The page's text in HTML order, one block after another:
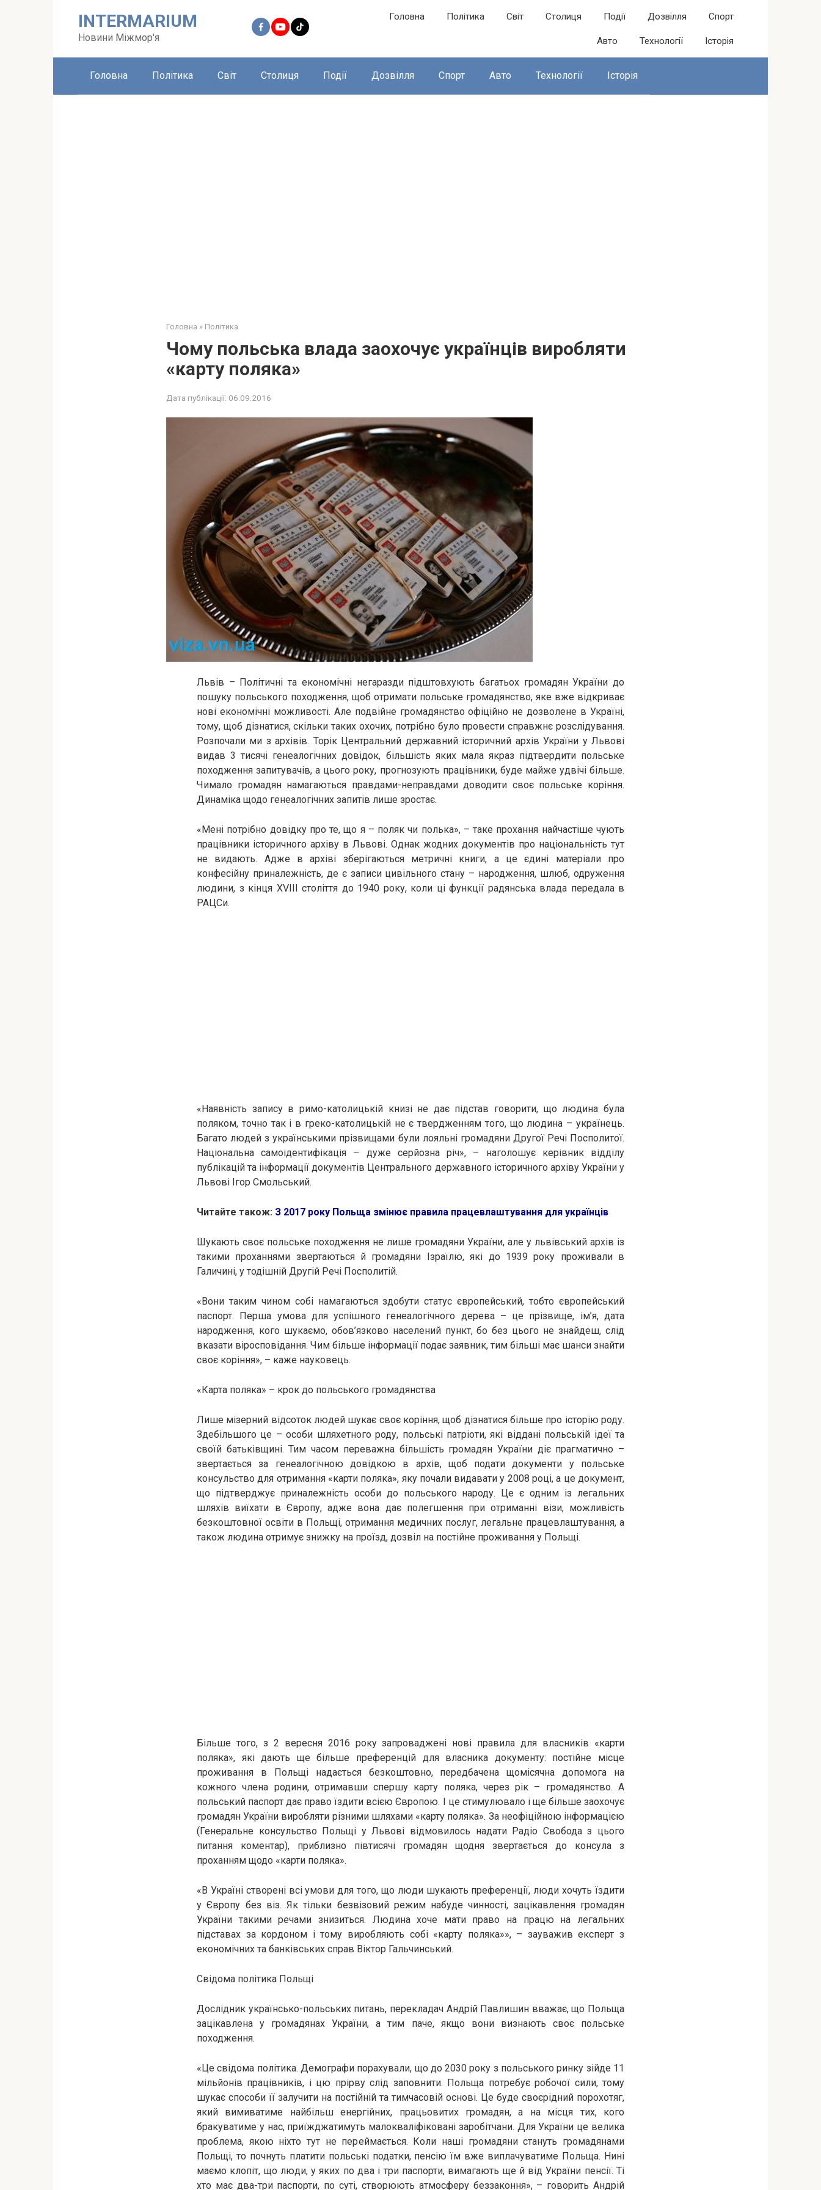
INTERMARIUM
Новини Міжмор'я
Головна Політика Світ Столиця Події Дозвілля Спорт
Авто Технології Історія
Головна Політика Світ Столиця Події Дозвілля Спорт Авто Технології Історія
Головна » Політика
Чому польська влада заохочує українців виробляти
«карту поляка»
Дата публікації: 06.09.2016
Львів – Політичні та економічні негаразди підштовхують багатьох громадян України до
пошуку польського походження, щоб отримати польське громадянство, яке вже відкриває
нові економічні можливості. Але подвійне громадянство офіційно не дозволене в Україні,
тому, щоб дізнатися, скільки таких охочих, потрібно було провести справжнє розслідування.
Розпочали ми з архівів. Торік Центральний державний історичний архів України у Львові
видав 3 тисячі генеалогічних довідок, більшість яких мала якраз підтвердити польське
походження запитувачів, а цього року, прогнозують працівники, буде майже удвічі більше.
Чимало громадян намагаються правдами-неправдами доводити своє польське коріння.
Динаміка щодо генеалогічних запитів лише зростає.
«Мені потрібно довідку про те, що я – поляк чи полька», – таке прохання найчастіше чують
працівники історичного архіву в Львові. Однак жодних документів про національність тут
не видають. Адже в архіві зберігаються метричні книги, а це єдині матеріали про
конфесійну приналежність, де є записи цивільного стану – народження, шлюб, одруження
людини, з кінця XVIII століття до 1940 року, коли ці функції радянська влада передала в
РАЦСи.
«Наявність запису в римо-католицькій книзі не дає підстав говорити, що людина була
поляком, точно так і в греко-католицькій не є твердженням того, що людина – українець.
Багато людей з українськими прізвищами були лояльні громадяни Другої Речі Посполитої.
Національна самоідентифікація – дуже серйозна річ», – наголошує керівник відділу
публікацій та інформації документів Центрального державного історичного архіву України у
Львові Ігор Смольський.
Читайте також: З 2017 року Польща змінює правила працевлаштування для українців
Шукають своє польське походження не лише громадяни України, але у львівський архів із
такими проханнями звертаються й громадяни Ізраїлю, які до 1939 року проживали в
Галичині, у тодішній Другій Речі Посполитій.
«Вони таким чином собі намагаються здобути статус європейський, тобто європейський
паспорт. Перша умова для успішного генеалогічного дерева – це прізвище, ім’я, дата
народження, кого шукаємо, обов’язково населений пункт, бо без цього не знайдеш, слід
вказати віросповідання. Чим більше інформації подає заявник, тим більші має шанси знайти
своє коріння», – каже науковець.
«Карта поляка» – крок до польського громадянства
Лише мізерний відсоток людей шукає своє коріння, щоб дізнатися більше про історію роду.
Здебільшого це – особи шляхетного роду, польські патріоти, які віддані польській ідеї та
своїй батьківщині. Тим часом переважна більшість громадян України діє прагматично –
звертається за генеалогічною довідкою в архів, щоб подати документи у польське
консульство для отримання «карти поляка», яку почали видавати у 2008 році, а це документ,
що підтверджує приналежність особи до польського народу. Це є одним із легальних
шляхів виїхати в Європу, адже вона дає полегшення при отриманні візи, можливість
безкоштовної освіти в Польщі, отримання медичних послуг, легальне працевлаштування, а
також людина отримує знижку на проїзд, дозвіл на постійне проживання у Польщі.
Більше того, з 2 вересня 2016 року запроваджені нові правила для власників «карти
поляка», які дають ще більше преференцій для власника документу: постійне місце
проживання в Польщі надається безкоштовно, передбачена щомісячна допомога на
кожного члена родини, отримавши спершу карту поляка, через рік – громадянство. А
польський паспорт дає право їздити всією Європою. І це стимулювало і ще більше заохочує
громадян України виробляти різними шляхами «карту поляка». За неофіційною інформацією
(Генеральне консульство Польщі у Львові відмовилось надати Радіо Свобода з цього
питання коментар), приблизно півтисячі громадян щодня звертається до консула з
проханням щодо «карти поляка».
«В Україні створені всі умови для того, що люди шукають преференції, люди хочуть їздити
у Європу без віз. Як тільки безвізовий режим набуде чинності, зацікавлення громадян
України такими речами знизиться. Людина хоче мати право на працю на легальних
підставах за кордоном і тому виробляють собі «карту поляка»», – зауважив експерт з
економічних та банківських справ Віктор Гальчинський.
Свідома політика Польщі
Дослідник українсько-польських питань, перекладач Андрій Павлишин вважає, що Польща
зацікавлена у громадянах України, а тим паче, якщо вони визнають своє польське
походження.
«Це свідома політика. Демографи порахували, що до 2030 року з польського ринку зійде 11
мільйонів працівників, і цю прірву слід заповнити. Польща потребує робочої сили, тому
шукає способи її залучити на постійній та тимчасовій основі. Це буде своєрідний порохотяг,
який вимиватиме найбільш енергійних, працьовитих громадян, а на місця тих, кого
бракуватиме у нас, приїжджатимуть малокваліфіковані заробітчани. Для України це велика
проблема, якою ніхто тут не переймається. Коли наші громадяни стануть громадянами
Польщі, то почнуть платити польські податки, пенсію їм вже виплачуватиме Польща. Нині
маємо клопіт, що люди, у яких по два і три паспорти, вимагають ще й від України пенсії. Ті
хто має два-три паспорти, по суті, створюють атмосферу беззаконня», – говорить Андрій